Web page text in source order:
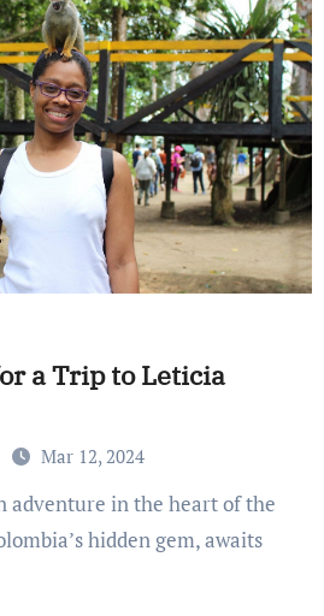
a Trip to Leticia
Mar 12, 2024
hidden gem, awaits